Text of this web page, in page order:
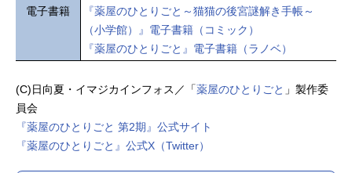
電子書籍
『薬屋のひとりごと～猫猫の後宮謎解き手帳～
（小学館）』電子書籍（コミック）
『薬屋のひとりごと』電子書籍（ラノベ）
(C)日向夏・イマジカインフォス／「薬屋のひとりごと 」製作委
員会
『薬屋のひとりごと 第2期』公式サイト
『薬屋のひとりごと』公式X（Twitter）